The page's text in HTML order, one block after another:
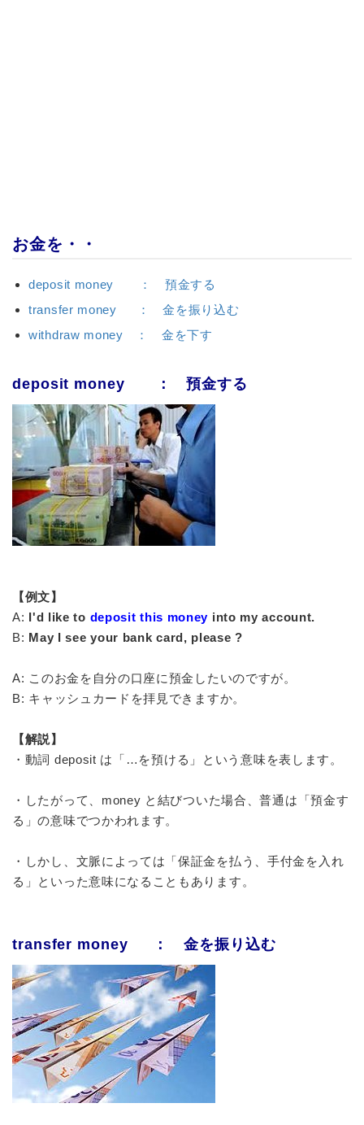
お金を・・
deposit money ： 預金する
transfer money ： 金を振り込む
withdraw money ： 金を下す
deposit money ： 預金する
【例文】
A: I'd like to deposit this money into my account.
B: May I see your bank card, please ?
A: このお金を自分の口座に預金したいのですが。
B: キャッシュカードを拝見できますか。
【解説】
・動詞 deposit は「…を預ける」という意味を表します。
・したがって、money と結びついた場合、普通は「預金す
る」の意味でつかわれます。
・しかし、文脈によっては「保証金を払う、手付金を入れ
る」といった意味になることもあります。
transfer money ： 金を振り込む